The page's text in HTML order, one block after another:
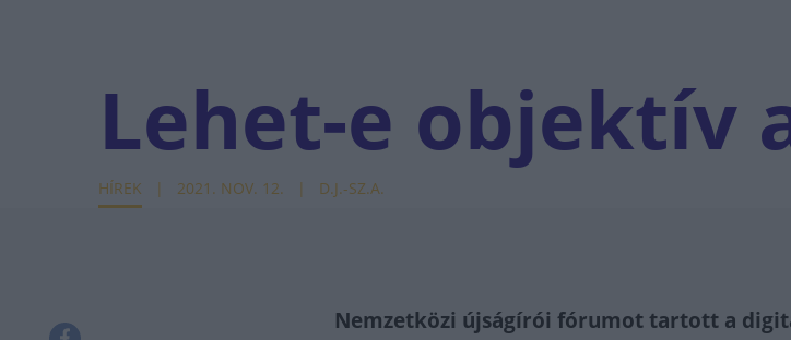
Lehet-e objektív
HÍREK 2021. NOV. 12. D.J.-SZ.A.
Nemzetközi újságírói fórumot tartott a